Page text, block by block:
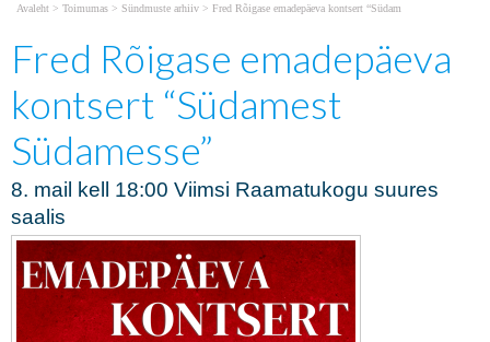
Avaleht > Toimumas > Sündmuste arhiiv > Fred Rõigase emadepäeva kontsert “Südam
Fred Rõigase emadepäeva
kontsert “Südamest
Südamesse”
8. mail kell 18:00 Viimsi Raamatukogu suures
saalis